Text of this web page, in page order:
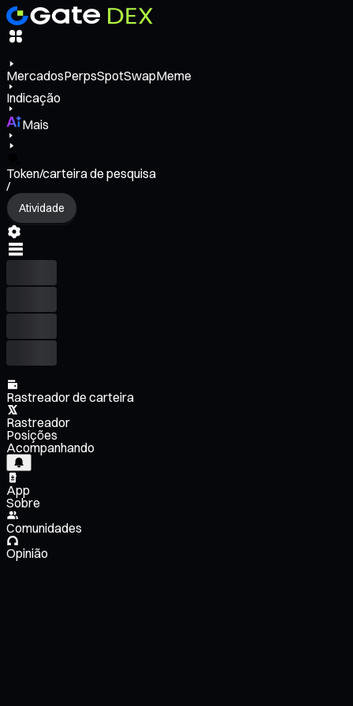
MercadosPerpsSpotSwapMeme
Indicação
Mais
Token/carteira de pesquisa
/
Atividade
Rastreador de carteira
Rastreador
Posições
Acompanhando
App
Sobre
Comunidades
Opinião